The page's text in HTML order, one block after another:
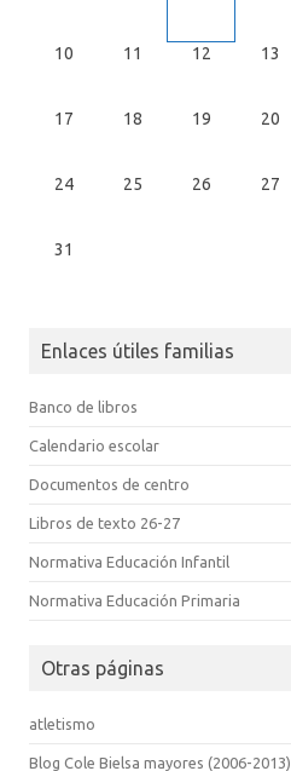
10 11 12 13
17 18 19 20
24 25 26 27
31
Enlaces útiles familias
Banco de libros
Calendario escolar
Documentos de centro
Libros de texto 26-27
Normativa Educación Infantil
Normativa Educación Primaria
Otras páginas
atletismo
Blog Cole Bielsa mayores (2006-2013)